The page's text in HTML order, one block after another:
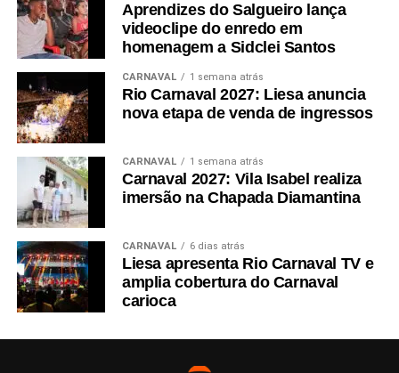
Aprendizes do Salgueiro lança
videoclipe do enredo em
homenagem a Sidclei Santos
CARNAVAL 1 semana atrás
Rio Carnaval 2027: Liesa anuncia
nova etapa de venda de ingressos
CARNAVAL 1 semana atrás
Carnaval 2027: Vila Isabel realiza
imersão na Chapada Diamantina
CARNAVAL 6 dias atrás
Liesa apresenta Rio Carnaval TV e
amplia cobertura do Carnaval
carioca